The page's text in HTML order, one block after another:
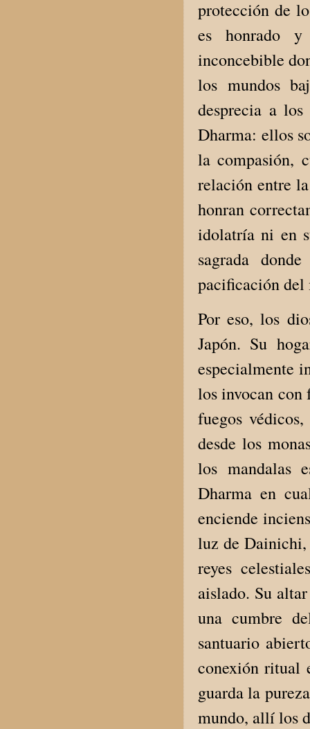
protección de
es honrado y
inconcebible
los mundos
desprecia a
Dharma: ellos
la compasión,
relación entre
honran
idolatría ni en
sagrada
pacificación del
Por eso, los
Japón. Su
especialmente
los invocan con
fuegos
desde los
los mandalas
Dharma en
enciende
luz de Dainichi,
reyes
aislado. Su
una cumbre
santuario
conexión ritual
guarda la
mundo, allí los